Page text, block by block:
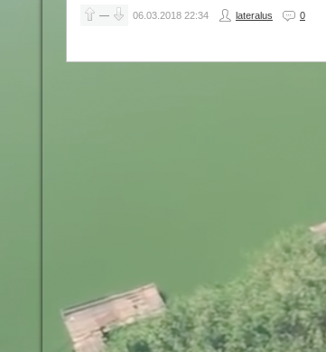
— 06.03.2018 22:34 lateralus 0